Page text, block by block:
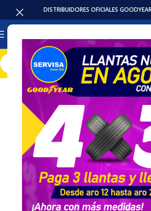
DISTRIBUIDORES OFICIALES
Inicio Llantas Auto